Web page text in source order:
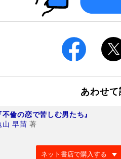
あわせ
不倫の恋で苦しむ男たち』
山 早苗 著
ネット書店で購入する